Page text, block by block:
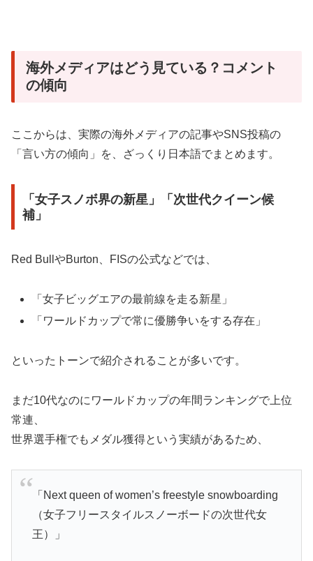
海外メディアはどう見ている？コメント
の傾向
ここからは、実際の海外メディアの記事やSNS投稿の
「言い方の傾向」を、ざっくり日本語でまとめます。
「女子スノボ界の新星」「次世代クイーン候
補」
Red BullやBurton、FISの公式などでは、
「女子ビッグエアの最前線を走る新星」
「ワールドカップで常に優勝争いをする存在」
といったトーンで紹介されることが多いです。
まだ10代なのにワールドカップの年間ランキングで上位
常連、
世界選手権でもメダル獲得という実績があるため、
「Next queen of women’s freestyle snowboarding
（女子フリースタイルスノーボードの次世代女
王）」